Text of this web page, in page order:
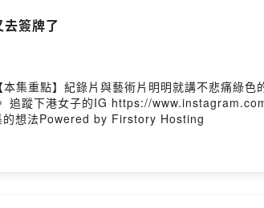
簽牌了
重點】紀錄片與藝術片明明就講不悲痛綠色
蹤下港女子的IG https://
想法Powered by Firstory Hosting